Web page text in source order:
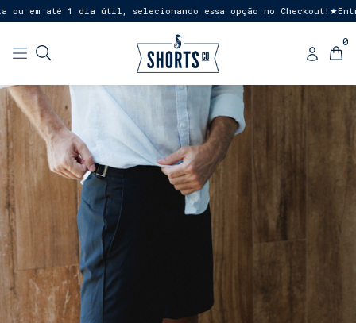
em até 1 dia útil, selecionando essa opção no Checkout!★
0